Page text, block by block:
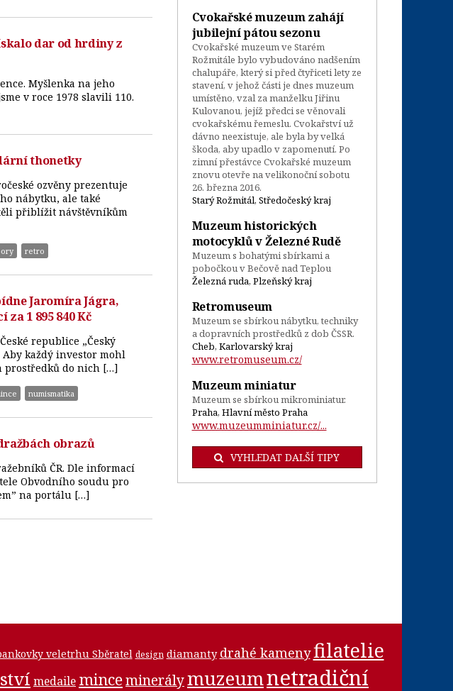
dar od hrdiny z
Myšlenka na jeho
v roce 1978 slavili 110.
thonetky
ozvěny prezentuje
nábytku, ale také
přiblížit návštěvníkům
retro
Jaromíra Jágra,
1 895 840 Kč
republice „Český
každý investor mohl
prostředků do nich […]
numismatika
obrazů
ČR. Dle informací
Obvodního soudu pro
na portálu […]
Cvokařské muzeum zahájí
jubilejní pátou sezonu
Cvokařské muzeum ve Starém
Rožmitále bylo vybudováno nadšením
chalupáře, který si před čtyřiceti lety ze
stavení, v jehož části je dnes muzeum
umístěno, vzal za manželku Jiřinu
Kulovanou, jejíž předci se věnovali
cvokařskému řemeslu. Cvokařství už
dávno neexistuje, ale byla by velká
škoda, aby upadlo v zapomenutí. Po
zimní přestávce Cvokařské muzeum
znovu otevře na velikonoční sobotu
26. března 2016.
Starý Rožmitál, Středočeský kraj
Muzeum historických
motocyklů v Železné Rudě
Muzeum s bohatými sbírkami a
pobočkou v Bečově nad Teplou
Železná ruda, Plzeňský kraj
Retromuseum
Muzeum se sbírkou nábytku, techniky
a dopravních prostředků z dob ČSSR.
Cheb, Karlovarský kraj
www.retromuseum.cz/
Muzeum miniatur
Muzeum se sbírkou mikrominiatur.
Praha, Hlavní město Praha
www.muzeumminiatur.cz/...
VYHLEDAT DALŠÍ TIPY
veletrhu Sběratel design diamanty drahé kamenyfilatelie
medaile minceminerálymuzeumnetradiční